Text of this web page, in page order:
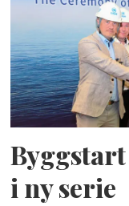
i ny serie